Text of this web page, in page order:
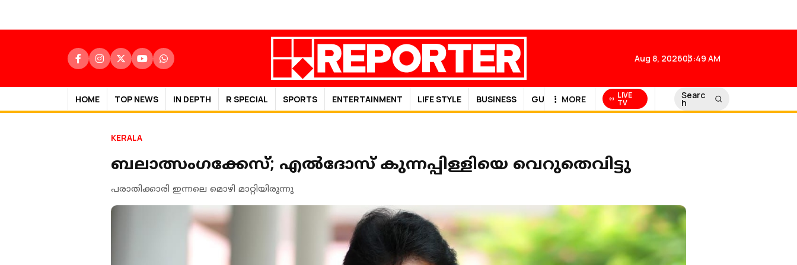
Aug 8, 202603:49 AM
HOME TOP NEWS IN DEPTH R SPECIAL SPORTS ENTERTAINMENT LIFE STYLE BUSINESS GULF NEWS
MORE LIVE
TV
Searc
h
KERALA
ബലാത്സംഗക്കേസ്; എല്‍ദോസ് കുന്നപ്പിള്ളിയെ വെറുതെവിട്ടു
പരാതിക്കാരി ഇന്നലെ മൊഴി മാറ്റിയിരുന്നു